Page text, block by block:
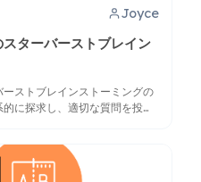
Joyce
ターバーストブレイン
ストブレインストーミングの
に探求し、適切な質問を投げ